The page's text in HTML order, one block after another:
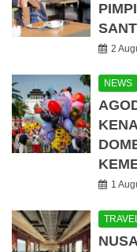
2
NEWS
1